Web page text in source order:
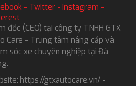
- Twitter - Instagram -
đốc (CEO) tại công ty TNHH GTX
Care - Trung tâm nâng cấp và
sóc xe chuyên nghiệp tại Đà
https://gtxautocare.vn/ -